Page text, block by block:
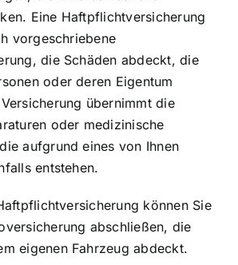
Eine Haftpflichtversicherung
vorgeschriebene
die Schäden abdeckt, die
oder deren Eigentum
übernimmt die
oder medizinische
aufgrund eines von Ihnen
entstehen.
können Sie
abschließen, die
eigenen Fahrzeug abdeckt.